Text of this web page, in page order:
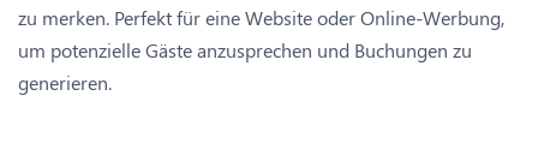
zu merken. Perfekt für eine Website oder Online-Werbung,
um potenzielle Gäste anzusprechen und Buchungen zu
generieren.